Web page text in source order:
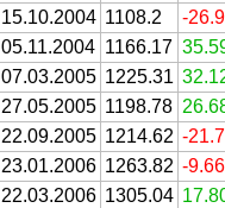
15.10.2004 1108.2
-
05.11.2004 1166.17
07.03.2005 1225.31
27.05.2005 1198.78
22.09.2005 1214.62 -
23.01.2006 1263.82 -
22.03.2006 1305.04